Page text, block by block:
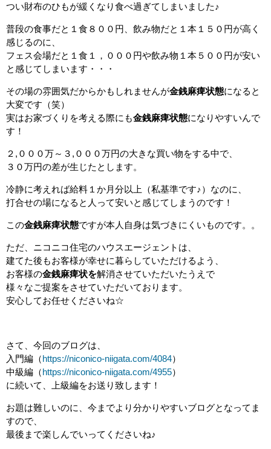
つい財布のひもが緩くなり食べ過ぎてしまいました♪
普段の食事だと１食８００円、飲み物だと１本１５０円が高く
感じるのに、
フェス会場だと１食１，０００円や飲み物１本５００円が安い
と感じてしまいます・・・
その場の雰囲気だからかもしれませんが金銭麻痺状態になると
大変です（笑）
実はお家づくりを考える際にも金銭麻痺状態になりやすいんで
す！
２,０００万～３,０００万円の大きな買い物をする中で、
３０万円の差が生じたとします。
冷静に考えれば給料１か月分以上（私基準です♪）なのに、
打合せの場になると人って安いと感じてしまうのです！
この金銭麻痺状態ですが本人自身は気づきにくいものです。。
ただ、ニコニコ住宅のハウスエージェントは、
建てた後もお客様が幸せに暮らしていただけるよう、
お客様の金銭麻痺状を解消させていただいたうえで
様々なご提案をさせていただいております。
安心してお任せくださいね☆
さて、今回のブログは、
入門編（https://niconico-niigata.com/4084）
中級編（https://niconico-niigata.com/4955）
に続いて、上級編をお送り致します！
お題は難しいのに、今までより分かりやすいブログとなってま
すので、
最後まで楽しんでいってくださいね♪